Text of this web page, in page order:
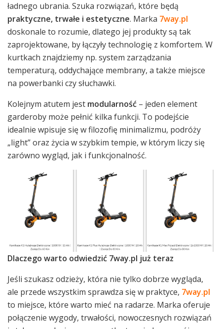
ładnego ubrania. Szuka rozwiązań, które będą
praktyczne, trwałe i estetyczne. Marka 7way.pl
doskonale to rozumie, dlatego jej produkty są tak
zaprojektowane, by łączyły technologię z komfortem. W
kurtkach znajdziemy np. system zarządzania
temperaturą, oddychające membrany, a także miejsce
na powerbanki czy słuchawki.
Kolejnym atutem jest modularność – jeden element
garderoby może pełnić kilka funkcji. To podejście
idealnie wpisuje się w filozofię minimalizmu, podróży
„light” oraz życia w szybkim tempie, w którym liczy się
zarówno wygląd, jak i funkcjonalność.
Dlaczego warto odwiedzić 7way.pl już teraz
Jeśli szukasz odzieży, która nie tylko dobrze wygląda,
ale przede wszystkim sprawdza się w praktyce, 7way.pl
to miejsce, które warto mieć na radarze. Marka oferuje
połączenie wygody, trwałości, nowoczesnych rozwiązań